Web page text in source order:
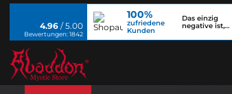
Zur Hauptnavigation springen
4.96 / 5.00
Bewertungen: 1842
100%
zufriedene
Kunden
Das einzig
negative ist,